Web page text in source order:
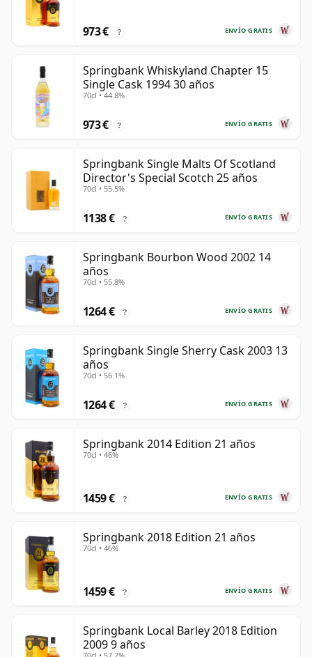
ENVÍO GRATIS
973 € ?
Springbank Whiskyland Chapter 15
Single Cask 1994 30 años
70cl • 44.8%
ENVÍO GRATIS
973 € ?
Springbank Single Malts Of Scotland
Director's Special Scotch 25 años
70cl • 55.5%
ENVÍO GRATIS
1138 € ?
Springbank Bourbon Wood 2002 14
años
70cl • 55.8%
ENVÍO GRATIS
1264 € ?
Springbank Single Sherry Cask 2003 13
años
70cl • 56.1%
ENVÍO GRATIS
1264 € ?
Springbank 2014 Edition 21 años
70cl • 46%
ENVÍO GRATIS
1459 € ?
Springbank 2018 Edition 21 años
70cl • 46%
ENVÍO GRATIS
1459 € ?
Springbank Local Barley 2018 Edition
2009 9 años